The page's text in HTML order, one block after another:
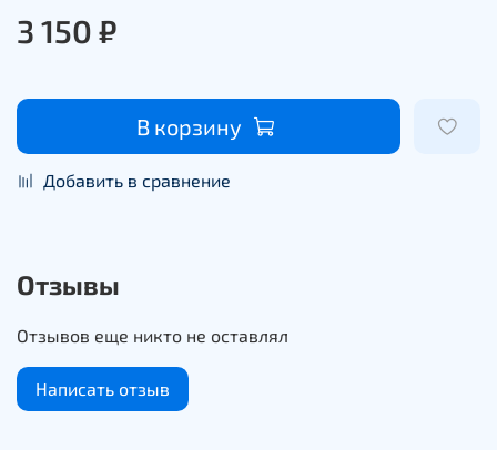
3 150 ₽
В корзину
Добавить в сравнение
Отзывы
Отзывов еще никто не оставлял
Написать отзыв